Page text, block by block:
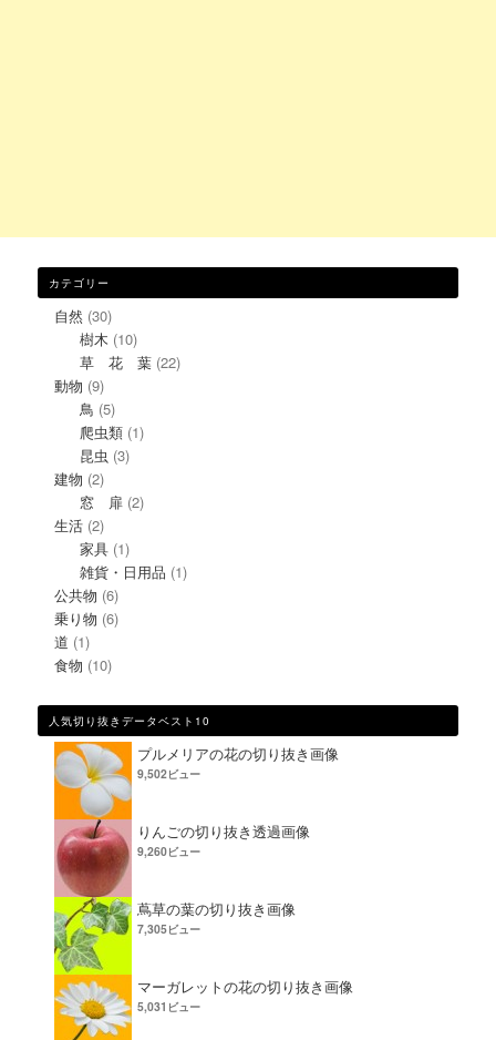
カテゴリー
自然 (30)
樹木 (10)
草 花 葉(22)
動物 (9)
鳥 (5)
爬虫類(1)
昆虫 (3)
建物 (2)
窓 扉(2)
生活 (2)
家具(1)
雑貨・日用品 (1)
公共物 (6)
乗り物 (6)
道 (1)
食物 (10)
人気切り抜きデータベスト10
プルメリアの花の切り抜き画像
9,502ビュー
りんごの切り抜き透過画像
9,260ビュー
蔦草の葉の切り抜き画像
7,305ビュー
マーガレットの花の切り抜き画像
5,031ビュー